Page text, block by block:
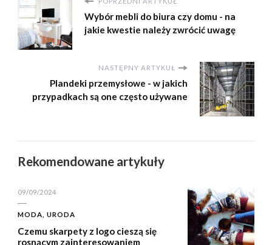
Wybór mebli do biura czy domu - na
jakie kwestie należy zwrócić uwagę
NASTĘPNY ARTYKUŁ
Plandeki przemysłowe - w jakich
przypadkach są one często używane
Rekomendowane artykuły
09/09/2024
MODA, URODA
Czemu skarpety z logo cieszą się
rosnącym zainteresowaniem